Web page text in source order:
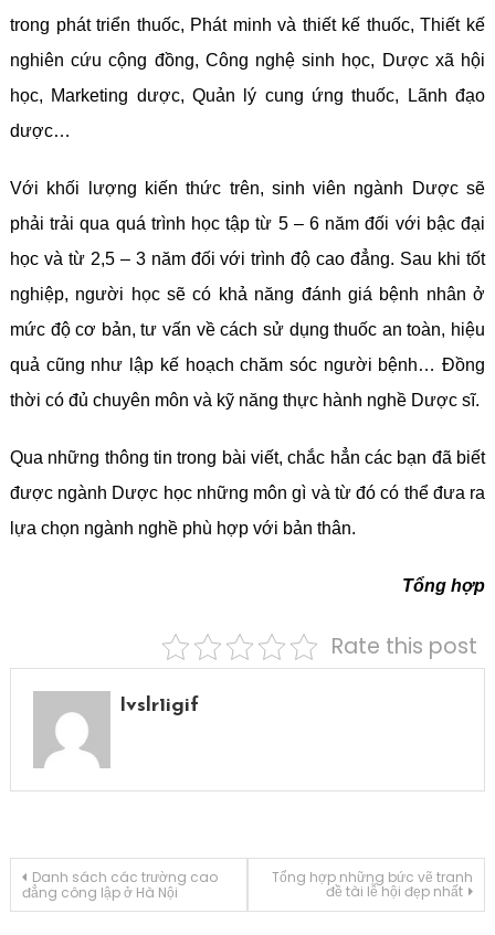
trong phát triển thuốc, Phát minh và thiết kế thuốc, Thiết kế
nghiên cứu cộng đồng, Công nghệ sinh học, Dược xã hội
học, Marketing dược, Quản lý cung ứng thuốc, Lãnh đạo
dược…
Với khối lượng kiến thức trên, sinh viên ngành Dược sẽ
phải trải qua quá trình học tập từ 5 – 6 năm đối với bậc đại
học và từ 2,5 – 3 năm đối với trình độ cao đẳng. Sau khi tốt
nghiệp, người học sẽ có khả năng đánh giá bệnh nhân ở
mức độ cơ bản, tư vấn về cách sử dụng thuốc an toàn, hiệu
quả cũng như lập kế hoạch chăm sóc người bệnh… Đồng
thời có đủ chuyên môn và kỹ năng thực hành nghề Dược sĩ.
Qua những thông tin trong bài viết, chắc hẳn các bạn đã biết
được ngành Dược học những môn gì và từ đó có thể đưa ra
lựa chọn ngành nghề phù hợp với bản thân.
Tổng hợp
Rate this post
Ivslr1igif
Điều
Danh sách các trường cao
đẳng công lập ở Hà Nội
Tổng hợp những bức vẽ tranh
đề tài lễ hội đẹp nhất